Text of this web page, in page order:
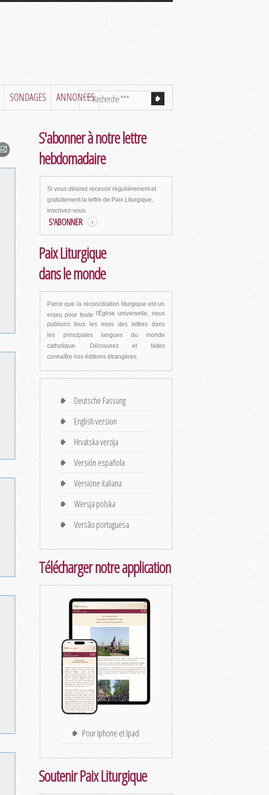
SONDAGES ANNONCES
S'abonner à notre lettre
hebdomadaire
Si vous désirez recevoir régulièrement et
gratuitement la lettre de Paix Liturgique,
inscrivez-vous.
S'ABONNER
Paix Liturgique
dans le monde
Parce que la réconciliation liturgique est un
enjeu pour toutel'Église universelle, nous
publions tous les mois des lettres dans
les principales langues du monde
catholique. Découvrez et faites
connaître nos éditions étrangères.
Deutsche Fassung
English version
Hrvatska verzija
Versión española
Versione italiana
Wersja polska
Versão portuguesa
Télécharger notre application
Pour Iphone et Ipad
Soutenir Paix Liturgique